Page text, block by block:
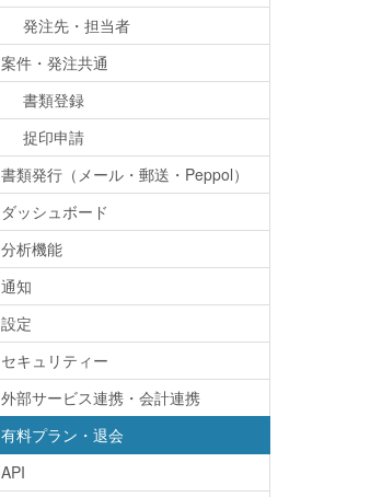
発注先・担当者
案件・発注共通
書類登録
捉印申請
書類発行（メール・郵送・Peppol）
ダッシュボード
分析機能
通知
設定
セキュリティー
外部サービス連携・会計連携
有料プラン・退会
API